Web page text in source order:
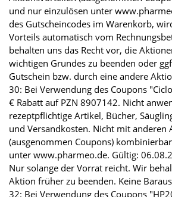
und nur einzulösen unter
des Gutscheincodes im Warenkorb,
Vorteils automatisch vom
behalten uns das Recht vor, die
wichtigen Grundes zu beenden oder
Gutschein bzw. durch eine andere
30: Bei Verwendung des Coupons
€ Rabatt auf PZN 8907142. Nicht
rezeptpflichtige Artikel, Bücher,
und Versandkosten. Nicht mit anderen
(ausgenommen Coupons)
unter www.pharmeo.de. Gültig:
Nur solange der Vorrat reicht. Wir
Aktion früher zu beenden. Keine
32: Bei Verwendung des Coupons